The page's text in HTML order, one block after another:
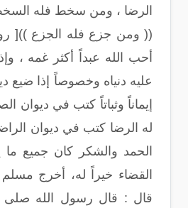
الرضا ، ومن سخط فله
(( ومن جزع فله الجزع ))[
أحب الله عبداً أكثر غمه ،
عليه دنياه وخصوصاً إذا ضيع
إيماناً وثباتاً كتب في ديوان
له الرضا كتب في ديوان
الحمد والشكر كان جميع
القضاء خيراً له، أخرج
قال : قال رسول الله صلى